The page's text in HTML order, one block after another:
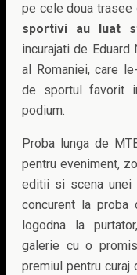
pe cele doua trasee
sportivi au luat
incurajati de Eduard
al Romaniei, care
de sportul favorit
podium.
Proba lunga de
pentru eveniment,
editii si scena unei
concurent la
logodna la
galerie cu o
premiul pentru curaj